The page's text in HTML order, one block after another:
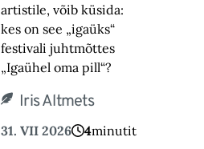
artistile, võib küsida:
kes on see „igaüks“
festivali juhtmõttes
„Igaühel oma pill“?
Iris Altmets
31. VII 2026 4minutit